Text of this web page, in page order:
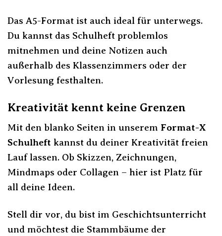
Das A5-Format ist auch ideal für unterwegs.
Du kannst das Schulheft problemlos
mitnehmen und deine Notizen auch
außerhalb des Klassenzimmers oder der
Vorlesung festhalten.
Kreativität kennt keine Grenzen
Mit den blanko Seiten in unserem Format-X
Schulheft kannst du deiner Kreativität freien
Lauf lassen. Ob Skizzen, Zeichnungen,
Mindmaps oder Collagen – hier ist Platz für
all deine Ideen.
Stell dir vor, du bist im Geschichtsunterricht
und möchtest die Stammbäume der